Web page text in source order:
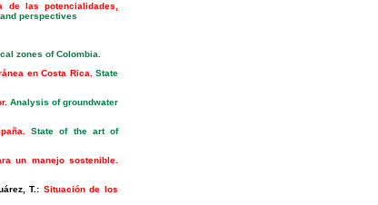
de las potencialidades,
perspectives
zones of Colombia.
en Costa Rica.
State
Analysis of groundwater
State of the art of
un manejo sostenible.
T.: Situación de los